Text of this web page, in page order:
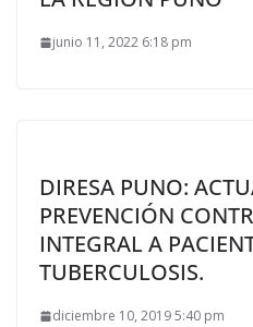
junio 11, 2022 6:18 pm
DIRESA PUNO:
PREVENCIÓN
INTEGRAL A
TUBERCULOSIS.
diciembre 10, 2019 5:40 pm